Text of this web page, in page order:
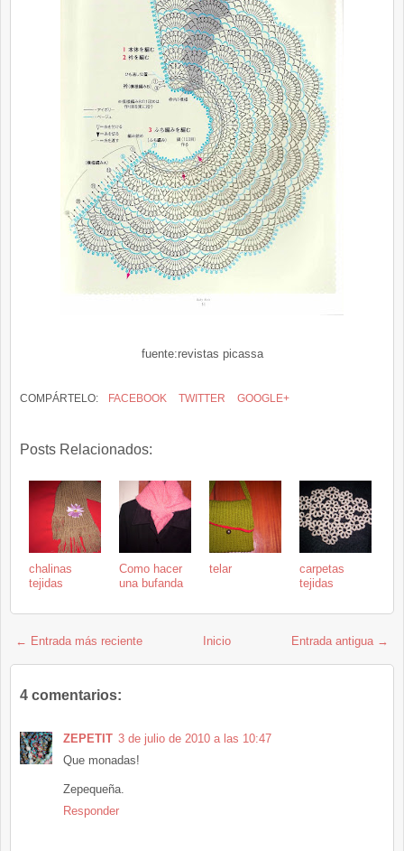
fuente:revistas picassa
COMPÁRTELO: FACEBOOK TWITTER GOOGLE+
Posts Relacionados:
chalinas
tejidas
Como hacer
una bufanda
telar
carpetas
tejidas
← Entrada más reciente Entrada antigua →
Inicio
4 comentarios:
ZEPETIT 3 de julio de 2010 a las 10:47
Que monadas!
Zepequeña.
Responder